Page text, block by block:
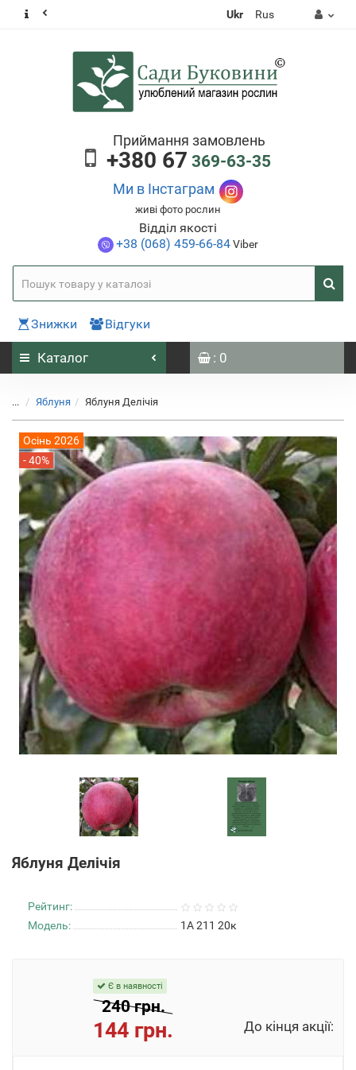
Ukr Rus
Приймання замовлень
+380 67 369-63-35
Ми в Інстаграм
живі фото рослин
Відділ якості
+38 (068) 459-66-84Viber
Знижки Відгуки
Каталог : 0
... Яблуня Яблуня Делічія
Осінь 2026
- 40%
Яблуня Делічія
Рейтинг:
Модель:
1А 211 20к
Є в наявності
240 грн.
144 грн. До кінця акції: